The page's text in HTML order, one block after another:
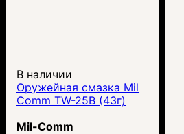
В наличии
Оружейная смазка Mil
Comm TW-25B (43г)
Mil-Comm